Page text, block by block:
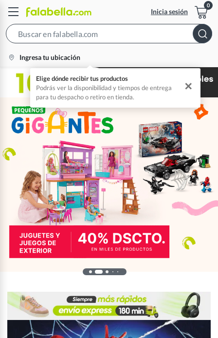
Inicia sesión
location-
Ingresa tu ubicación
Elige dónde recibir tus productos
Podrás ver la disponibilidad y tiempos de entrega
para tu despacho o retiro en tienda.
✕